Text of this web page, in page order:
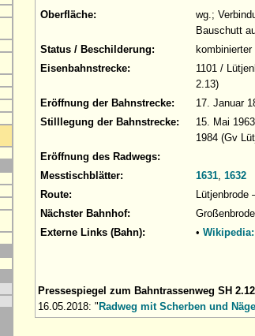
Oberfläche:
wg.;
Bauschutt
Status / Beschilderung:
Eisenbahnstrecke:
1101 /
2.13)
Eröffnung der Bahnstrecke:
17. Januar
Stilllegung der Bahnstrecke:
15. Mai
1984 (Gv
Eröffnung des Radwegs:
Messtischblätter:
1631, 1632
Route:
Lütjenbrode
Nächster Bahnhof:
Großenbrode
Externe Links (Bahn):
•
Pressespiegel zum Bahntrassenweg SH 2.12
16.05.2018: "Radweg mit Scherben und